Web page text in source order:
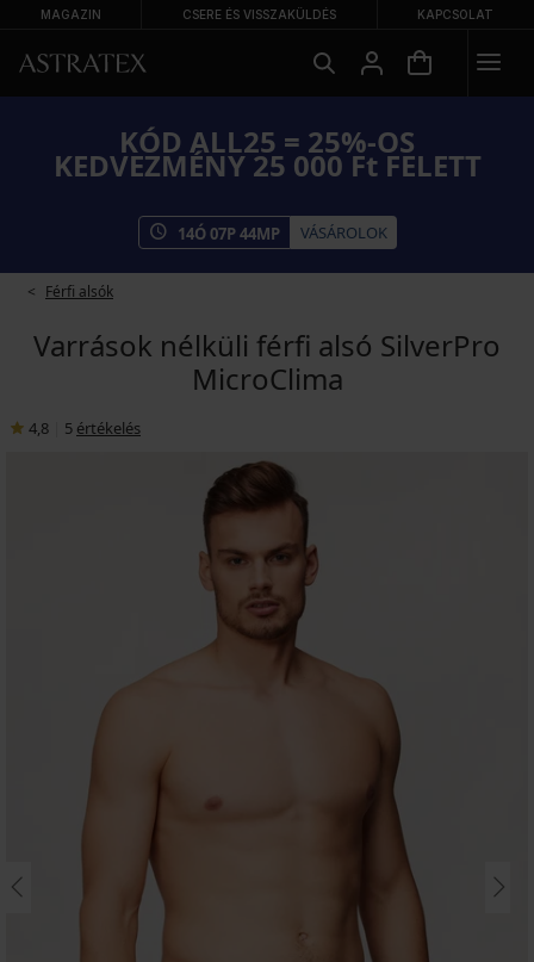
MAGAZIN CSERE ÉS VISSZAKÜLDÉS KAPCSOLAT
KÓD ALL25 = 25%-OS
KEDVEZMÉNY 25 000 Ft FELETT
14Ó07P43MP VÁSÁROLOK
Férfi alsók
Varrások nélküli férfi alsó SilverPro
MicroClima
4,8 5 értékelés